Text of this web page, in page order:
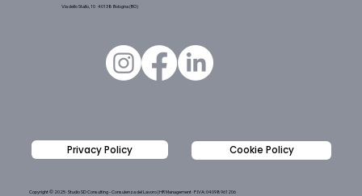
Privacy Policy Cookie Policy
Copyright © 2025 · Studio SD Consulting - Consulenza del Lavoro | HR Management · P.IVA: 04098961206
Via dello Stallo, 10 40138 Bologna (BO)